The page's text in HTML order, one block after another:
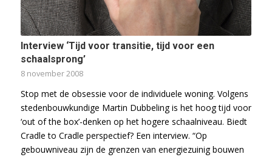
Interview ‘Tijd voor transitie, tijd voor een
schaalsprong’
8 november 2008
Stop met de obsessie voor de individuele woning. Volgens
stedenbouwkundige Martin Dubbeling is het hoog tijd voor
‘out of the box’-denken op het hogere schaalniveau. Biedt
Cradle to Cradle perspectief? Een interview. “Op
gebouwniveau zijn de grenzen van energiezuinig bouwen